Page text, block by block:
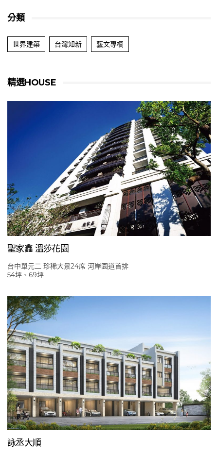
分類
世界建築 台灣知新 藝文專欄
精選HOUSE
聖家鑫 溫莎花園
台中單元二 珍稀大景24席 河岸園道首排
54坪、69坪
詠丞大順